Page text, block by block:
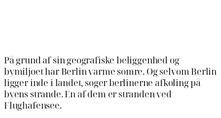
På grund af sin geografiske beliggenhed og
bymiljøet har Berlin varme somre. Og selvom Berlin
ligger inde i landet, søger berlinerne afkøling på
byens strande. En af dem er stranden ved
Flughafensee.